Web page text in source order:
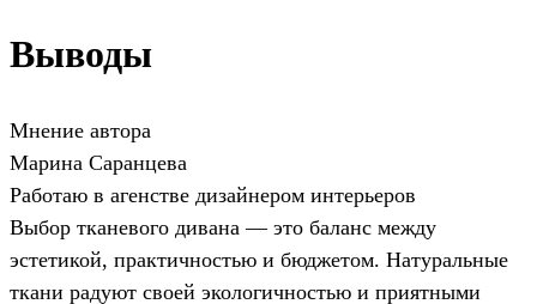
Выводы
Мнение автора
Марина Саранцева
Работаю в агенстве дизайнером интерьеров
Выбор тканевого дивана — это баланс между
эстетикой, практичностью и бюджетом. Натуральные
ткани радуют своей экологичностью и приятными